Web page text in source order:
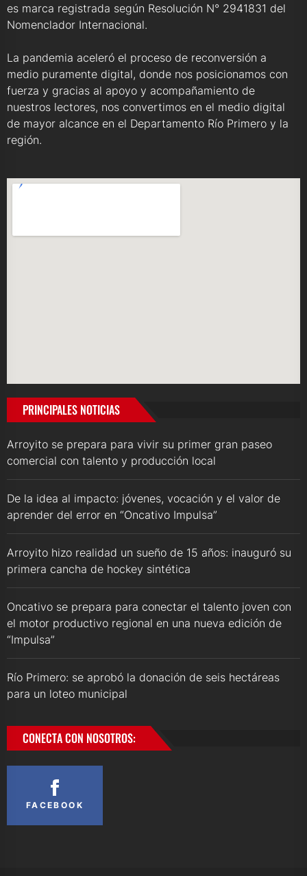
es marca registrada según Resolución N° 2941831 del
Nomenclador Internacional.
La pandemia aceleró el proceso de reconversión a
medio puramente digital, donde nos posicionamos con
fuerza y gracias al apoyo y acompañamiento de
nuestros lectores, nos convertimos en el medio digital
de mayor alcance en el Departamento Río Primero y la
región.
PRINCIPALES NOTICIAS
Arroyito se prepara para vivir su primer gran paseo
comercial con talento y producción local
De la idea al impacto: jóvenes, vocación y el valor de
aprender del error en “Oncativo Impulsa”
Arroyito hizo realidad un sueño de 15 años: inauguró su
primera cancha de hockey sintética
Oncativo se prepara para conectar el talento joven con
el motor productivo regional en una nueva edición de
“Impulsa”
Río Primero: se aprobó la donación de seis hectáreas
para un loteo municipal
CONECTA CON NOSOTROS:
FACEBOOK